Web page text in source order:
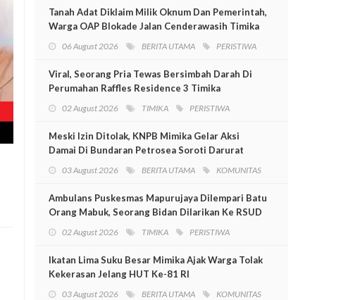
Tanah Adat Diklaim Milik Oknum Dan Pemerintah,
Warga OAP Blokade Jalan Cenderawasih Timika
06 August 2026 BERITA UTAMA PERISTIWA
Viral, Seorang Pria Tewas Bersimbah Darah Di
Perumahan Raffles Residence 3 Timika
02 August 2026 TIMIKA PERISTIWA
Meski Izin Ditolak, KNPB Mimika Gelar Aksi
Damai Di Bundaran Petrosea Soroti Darurat
03 August 2026 BERITA UTAMA KOMUNITAS
Ambulans Puskesmas Mapurujaya Dilempari Batu
Orang Mabuk, Seorang Bidan Dilarikan Ke RSUD
02 August 2026 TIMIKA PERISTIWA
Ikatan Lima Suku Besar Mimika Ajak Warga Tolak
Kekerasan Jelang HUT Ke-81 RI
03 August 2026 BERITA UTAMA KOMUNITAS